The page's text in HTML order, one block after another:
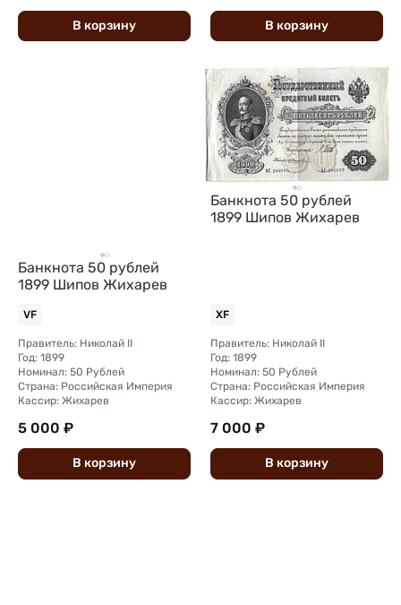
В корзину В корзину
Банкнота 50 рублей
1899 Шипов Жихарев
VF
Правитель: Николай II
Год: 1899
Номинал: 50 Рублей
Страна: Российская Империя
Кассир: Жихарев
5 000 ₽
В корзину
Банкнота 50 рублей
1899 Шипов Жихарев
XF
Правитель: Николай II
Год: 1899
Номинал: 50 Рублей
Страна: Российская Империя
Кассир: Жихарев
7 000 ₽
В корзину